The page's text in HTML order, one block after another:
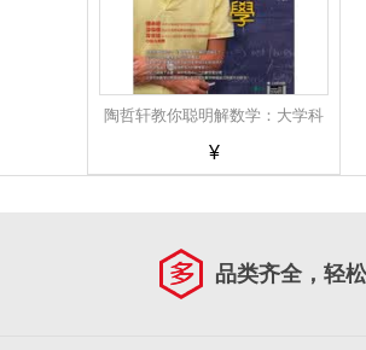
陶哲轩教你聪明解数学：大学科
学馆 陶哲軒教你聰明解數學：大
¥
品类齐全，轻